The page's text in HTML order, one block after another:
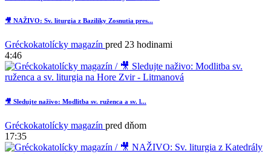
🎥 NAŽIVO: Sv. liturgia z Baziliky Zosnutia pres...
Gréckokatolícky magazín pred 23 hodinami
4:46
🎥 Sledujte naživo: Modlitba sv. ruženca a sv. l...
Gréckokatolícky magazín pred dňom
17:35